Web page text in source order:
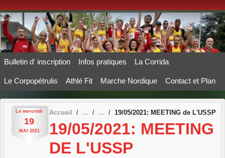
Bulletin d' inscription Infos pratiques La Corrida
Le Corpopétrulis Athlé Fit Marche Nordique Contact et Plan
Le mercredi
19
MAI 2021
Accueil 19/05/2021: MEETING de L'USSP
19/05/2021: MEETING
DE L'USSP